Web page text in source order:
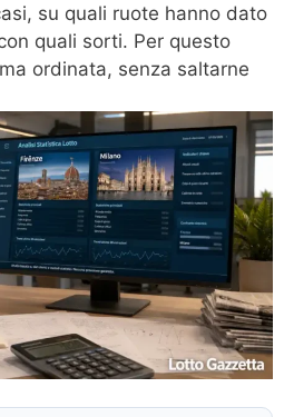
su quali ruote hanno dato
quali sorti. Per questo
ordinata, senza saltarne